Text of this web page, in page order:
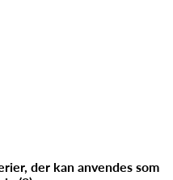
der kan anvendes som